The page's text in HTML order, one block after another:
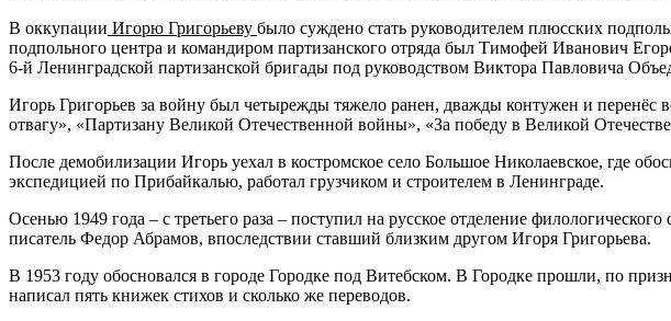
В оккупации Игорю Григорьеву было суждено стать руководителем плюсских
подпольного центра и ко­мандиром партизанского отряда был Тимофей Иванович
6-й Ленинградской партизанской бригады под руководством Виктора Павловича
Игорь Григорьев за войну был четырежды тяжело ранен, дважды контужен и
отвагу», «Партизану Великой Отечественной войны», «За победу в Великой
После демобилизации Игорь уехал в костромское село Большое Николаевское, где
экспедицией по Прибайкалью, работал грузчи­ком и строителем в Ленинграде.
Осенью 1949 года – с третьего раза – поступил на рус­ское отделение
писатель Федор Абрамов, впоследствии ставший близким другом Игоря Григорьева.
В 1953 году обосновался в городе Городке под Витебском. В Городке прошли, по
написал пять книжек стихов и сколько же пере­водов.